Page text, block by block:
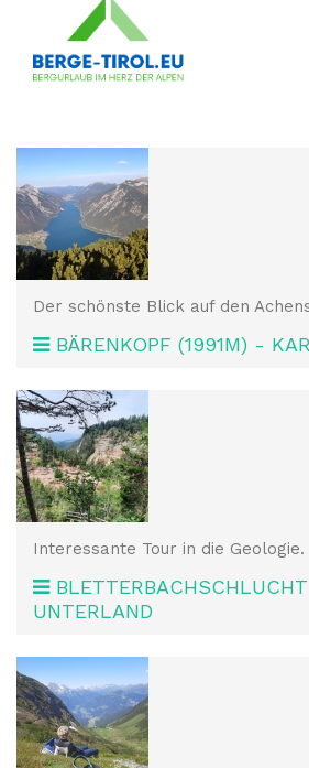
Der schönste Blick auf den
BÄRENKOPF (1991M) -
Interessante Tour in die Geologie.
UNTERLAND